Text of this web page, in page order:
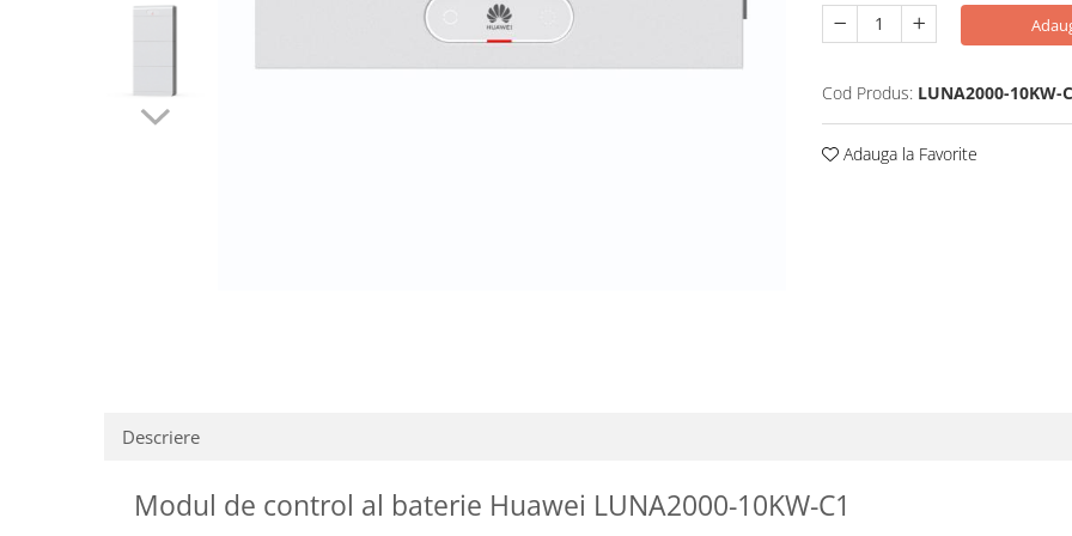
Cod Produs: LUNA2000-10KW-
Adauga la Favorite
Descriere
Modul de control al baterie Huawei LUNA2000-10KW-C1